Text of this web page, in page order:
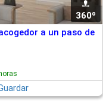
360º
a un paso de